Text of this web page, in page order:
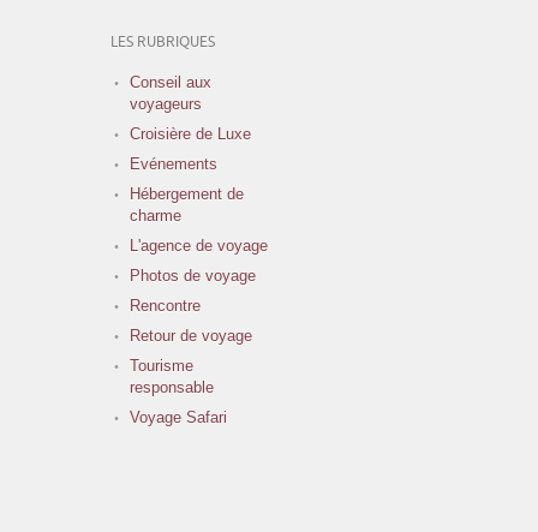
LES RUBRIQUES
Conseil aux
voyageurs
Croisière de Luxe
Evénements
Hébergement de
charme
L'agence de voyage
Photos de voyage
Rencontre
Retour de voyage
Tourisme
responsable
Voyage Safari